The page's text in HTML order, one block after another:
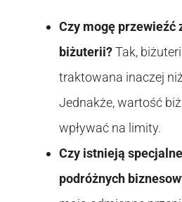
Czy mogę przewieźć
biżuterii?Tak,
traktowana inaczej
Jednakże, wartość
wpływać na limity.
Czy istnieją
podróżnych